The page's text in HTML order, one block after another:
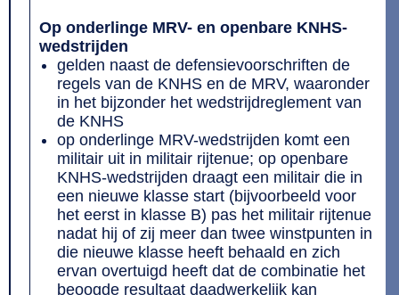
Op onderlinge MRV- en openbare KNHS-
wedstrijden
gelden naast de defensievoorschriften de
regels van de KNHS en de MRV, waaronder
in het bijzonder het wedstrijdreglement van
de KNHS
op onderlinge MRV-wedstrijden komt een
militair uit in militair rijtenue; op openbare
KNHS-wedstrijden draagt een militair die in
een nieuwe klasse start (bijvoorbeeld voor
het eerst in klasse B) pas het militair rijtenue
nadat hij of zij meer dan twee winstpunten in
die nieuwe klasse heeft behaald en zich
ervan overtuigd heeft dat de combinatie het
beoogde resultaat daadwerkelijk kan